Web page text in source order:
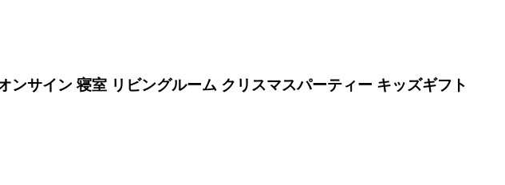
サイン 寝室 リビングルーム クリスマスパーティー キッズギフト